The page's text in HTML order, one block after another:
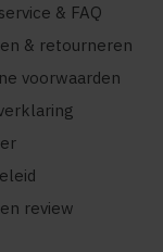
& FAQ
& retourneren
voorwaarden
review